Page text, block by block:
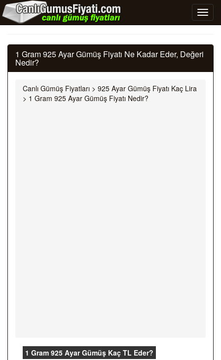
1 Gram 925 Ayar Gümüş Fiyatı Ne Kadar Eder, Değeri
Nedir?
Canlı Gümüş Fiyatları > 925 Ayar Gümüş Fiyatı Kaç Lira
> 1 Gram 925 Ayar Gümüş Fiyatı Nedir?
1 Gram 925 Ayar Gümüş Kaç TL Eder?